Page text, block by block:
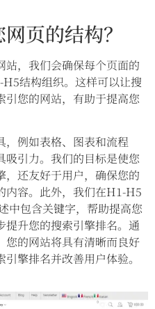
页的结构？
站，我们会确保每个页面的
结构组织。这样可以让搜
引您的网站，有助于提高您
，例如表格、图表和流程
吸引力。我们的目标是使您
，还友好于用户，确保您的
内容。此外，我们在H1-H5
中包含关键字，帮助提高您
提升您的搜索引擎排名。通
您的网站将具有清晰而良好
擎排名并改善用户体验。